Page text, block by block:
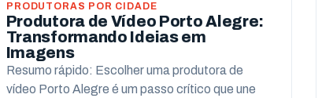
PRODUTORAS POR CIDADE
Produtora de Vídeo Porto Alegre:
Transformando Ideias em
Imagens
Resumo rápido: Escolher uma produtora de
vídeo Porto Alegre é um passo crítico que une